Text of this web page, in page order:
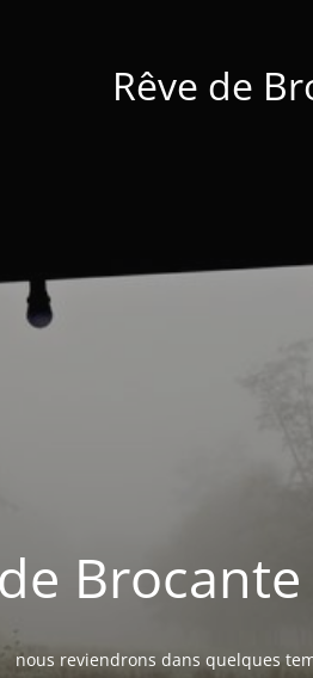
Rêve de
nous reviendrons dans quelques